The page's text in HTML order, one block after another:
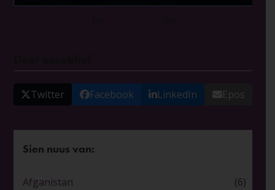
Twitter Facebook LinkedIn Epos
Sien nuus van:
Afganistan (6)